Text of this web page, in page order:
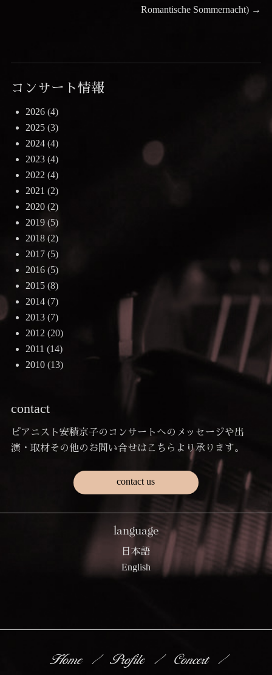
ョ
ン
Romantische Sommernacht) →
コンサート情報
2026(4)
2025(3)
2024(4)
2023(4)
2022 (4)
2021 (2)
2020(2)
2019(5)
2018(2)
2017(5)
2016(5)
2015(8)
2014(7)
2013(7)
2012 (20)
2011 (14)
2010(13)
contact
ピアニスト安積京子のコンサートへのメッセージや出
演・取材その他のお問い合せはこちらより承ります。
contact us
language
日本語
English
Home Profile Concert